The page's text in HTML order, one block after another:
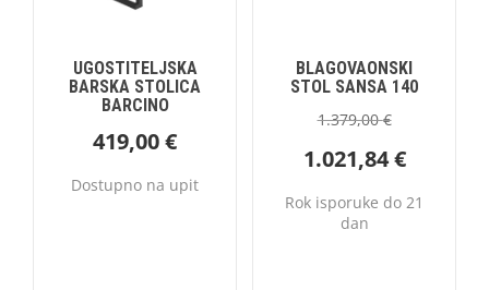
UGOSTITELJSKA
BARSKA STOLICA
BARCINO
419,00€
Dostupno na upit
BLAGOVAONSKI
STOL SANSA 140
1.379,00€
1.021,84€
Rok isporuke do 21
dan